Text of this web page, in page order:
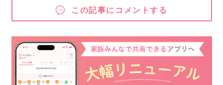
この記事にコメントする